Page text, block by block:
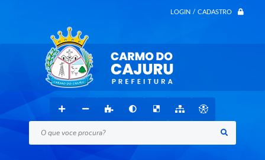
LOGIN / CADASTRO
O que voce procura?